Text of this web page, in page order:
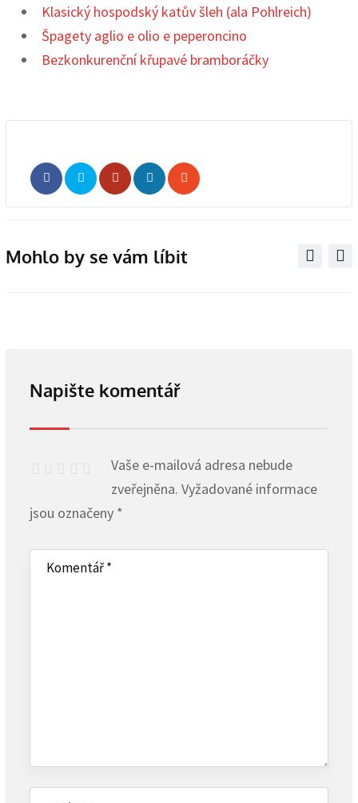
Klasický hospodský katův šleh (ala Pohlreich)
Špagety aglio e olio e peperoncino
Bezkonkurenční křupavé bramboráčky
WhatsappShare
via
Print
Mohlo by se vám líbit
Napište komentář
Vaše e-mailová adresa nebude
zveřejněna. Vyžadované informace
jsou označeny *